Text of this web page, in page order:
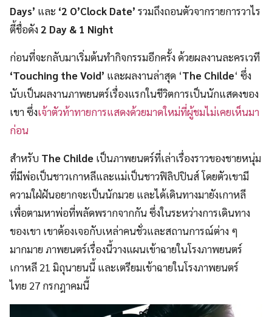
Days’ และ ‘2 O’Clock Date’ รวมถึงถอนตัวจากรายการวาไร
ตี้ชื่อดัง 2 Day & 1 Night
ก่อนที่จะกลับมาเริ่มต้นทำกิจกรรมอีกครั้ง ด้วยผลงานละครเวที
‘Touching the Void’ และผลงานล่าสุด ‘The Childe‘ ซึ่ง
นับเป็นผลงานภาพยนตร์เรื่องแรกในชีวิตการเป็นนักแสดงของ
เขา ซึ่งเจ้าตัวท้าทายการแสดงด้วยมาดใหม่ที่ผู้ชมไม่เคยเห็นมา
ก่อน
สำหรับ The Childe เป็นภาพยนตร์ที่เล่าเรื่องราวของชายหนุ่ม
ที่มีพ่อเป็นชาวเกาหลีและแม่เป็นชาวฟิลิปปินส์ โดยตัวเขามี
ความใฝ่ฝันอยากจะเป็นนักมวย และได้เดินทางมายังเกาหลี
เพื่อตามหาพ่อที่พลัดพรากจากกัน ซึ่งในระหว่างการเดินทาง
ของเขา เขาต้องเจอกับเหล่าคนชั่วและสถานการณ์ต่าง ๆ
มากมาย ภาพยนตร์เรื่องนี้วางแผนเข้าฉายในโรงภาพยนตร์
เกาหลี 21 มิถุนายนนี้ และเตรียมเข้าฉายในโรงภาพยนตร์
ไทย 27 กรกฎาคมนี้